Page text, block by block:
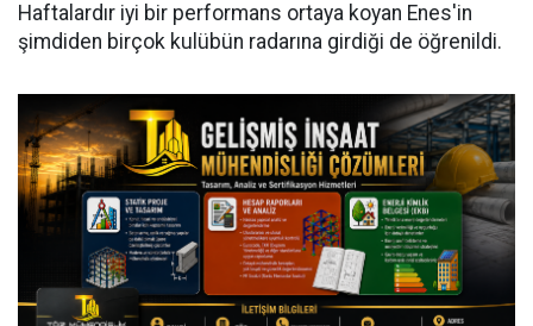
Haftalardır iyi bir performans ortaya koyan Enes'in
şimdiden birçok kulübün radarına girdiği de öğrenildi.